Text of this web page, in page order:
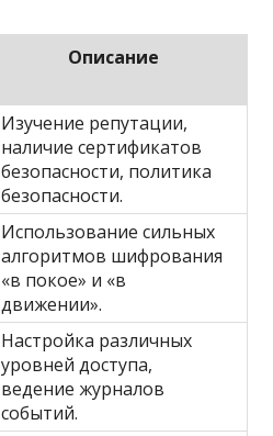
Описание
Изучение репутации,
наличие сертификатов
безопасности, политика
безопасности.
Использование сильных
алгоритмов шифрования
«в покое» и «в
движении».
Настройка различных
уровней доступа,
ведение журналов
событий.